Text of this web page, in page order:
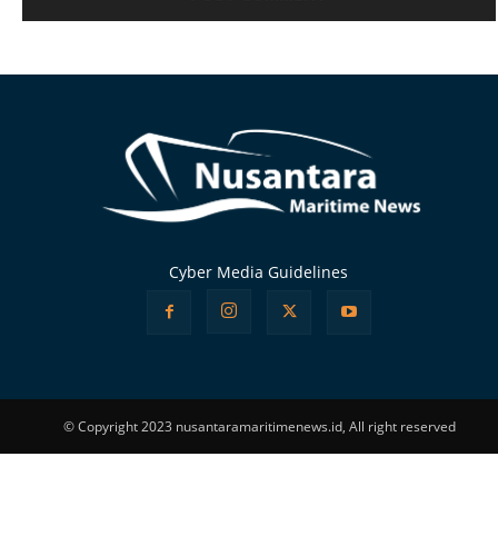
Cyber Media Guidelines
© Copyright 2023 nusantaramaritimenews.id, All right reserved